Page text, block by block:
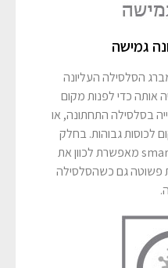
גמישה
הסלסילה העליונה
אותה כדי לפנות מקום
בסלסילה התחתונה, או
לכוסות גבוהות. בחלק
מהדגמים, פונקציית smartRACK מאפשרת לכוון את
פשוטה גם כשהסלסילה